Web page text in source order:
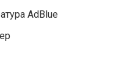
AdBlue